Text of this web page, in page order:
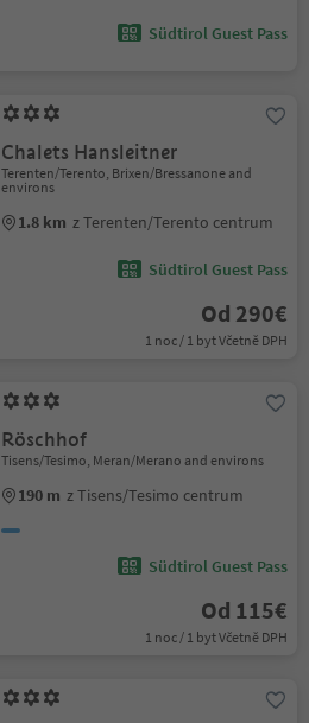
Südtirol Guest Pass
Chalets Hansleitner
Terenten/Terento, Brixen/Bressanone and
environs
1.8 km z Terenten/Terento centrum
Südtirol Guest Pass
Od 290€
1 noc / 1 byt Včetně DPH
Röschhof
Tisens/Tesimo, Meran/Merano and environs
190 m z Tisens/Tesimo centrum
Südtirol Guest Pass
Od 115€
1 noc / 1 byt Včetně DPH